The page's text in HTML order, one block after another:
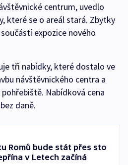
centrum, uvedlo
které se o areál stará. Zbytky
expozice nového
tři nabídky, které dostalo ve
návštěvnického centra a
Nabídková cena
daně.
Romů bude stát přes sto
v Letech začíná